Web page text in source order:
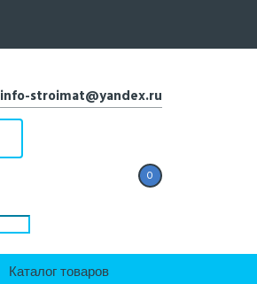
info-stroimat@yandex.ru
0
Каталог товаров